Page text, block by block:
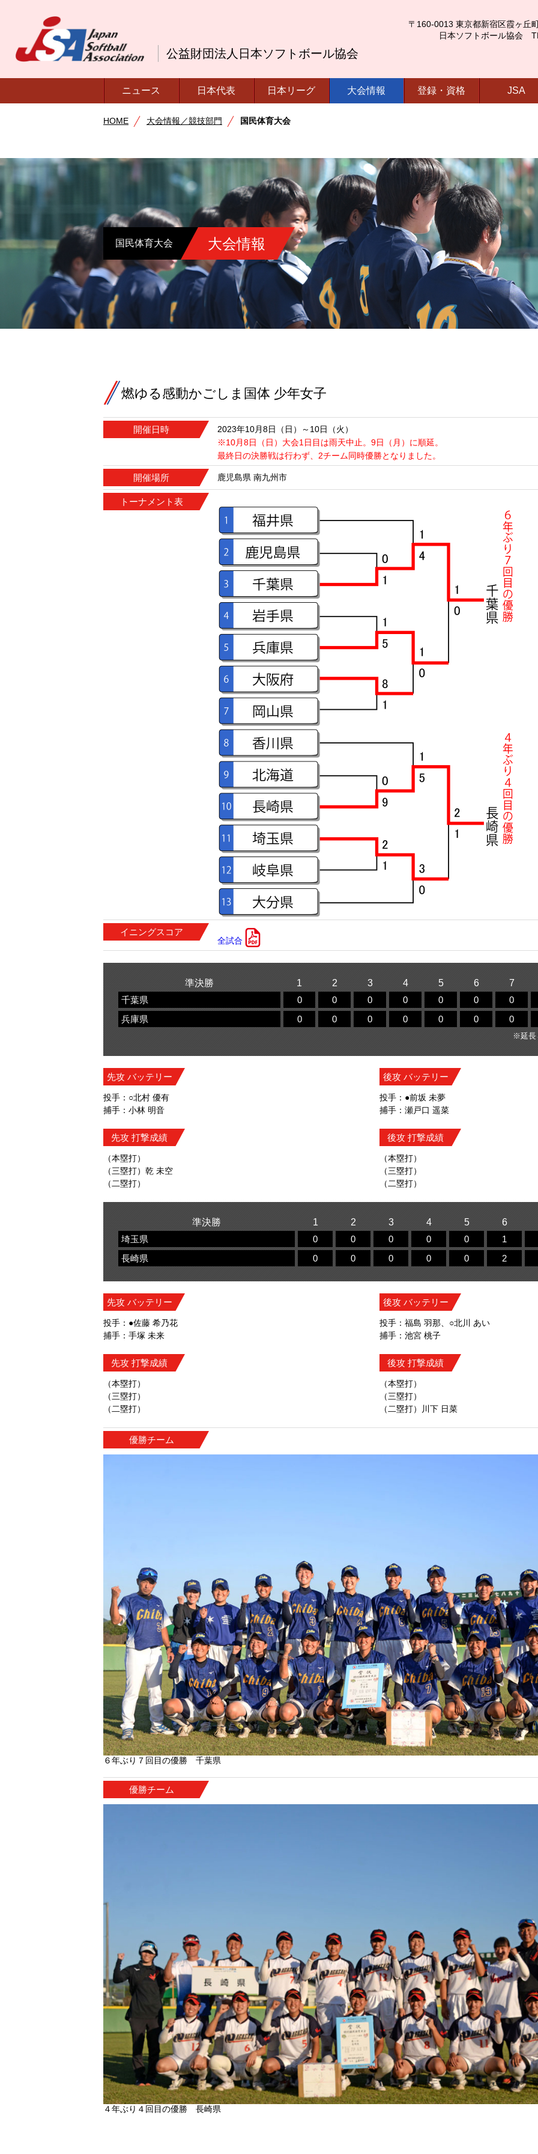
公益財団法人日本ソフトボール協会
〒160-0013 東京都新宿区霞ヶ丘
日本ソフトボール協会
ニュース 日本代表 日本リーグ 大会情報 登録・資格 JSA
HOME 大会情報／競技部門 国民体育大会
国民体育大会 大会情報
燃ゆる感動かごしま国体 少年女子
開催日時
2023年10月8日（日）～10日（火）
※10月8日（日）大会1日目は雨天中止。9日（月）に順延。
最終日の決勝戦は行わず、2チーム同時優勝となりました。
開催場所 鹿児島県 南九州市
トーナメント表
イニングスコア
全試合
準決勝 1 2 3 4 5 6 7
千葉県
0 0 0 0 0 0 0
兵庫県
0 0 0 0 0 0 0
※延長
先攻 バッテリー
投手：○北村 優有
捕手：小林 明音
後攻 バッテリー
投手：●前坂 未夢
捕手：瀬戸口 遥菜
先攻 打撃成績
（本塁打）
（三塁打）乾 未空
（二塁打）
後攻 打撃成績
（本塁打）
（三塁打）
（二塁打）
準決勝 1 2 3 4 5 6
埼玉県
0 0 0 0 0 1
長崎県
0 0 0 0 0 2
先攻 バッテリー
投手：●佐藤 希乃花
捕手：手塚 未来
後攻 バッテリー
投手：福島 羽那、○北川 あい
捕手：池宮 桃子
先攻 打撃成績
（本塁打）
（三塁打）
（二塁打）
後攻 打撃成績
（本塁打）
（三塁打）
（二塁打）川下 日菜
優勝チーム
６年ぶり７回目の優勝 千葉県
優勝チーム
４年ぶり４回目の優勝 長崎県